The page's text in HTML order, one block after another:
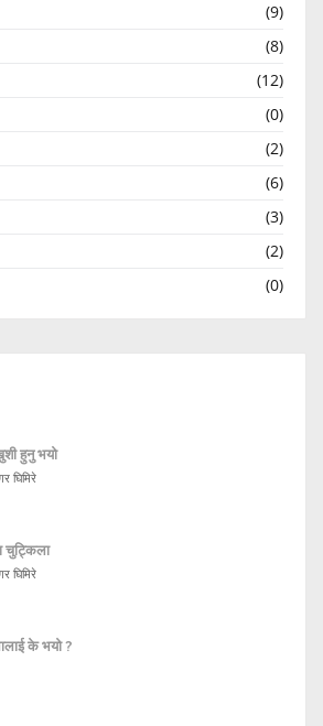
(9)
(8)
(12)
(0)
(2)
(6)
(3)
(2)
(0)
हुनु भयो
घिमिरे
चुट्किला
घिमिरे
के भयो ?